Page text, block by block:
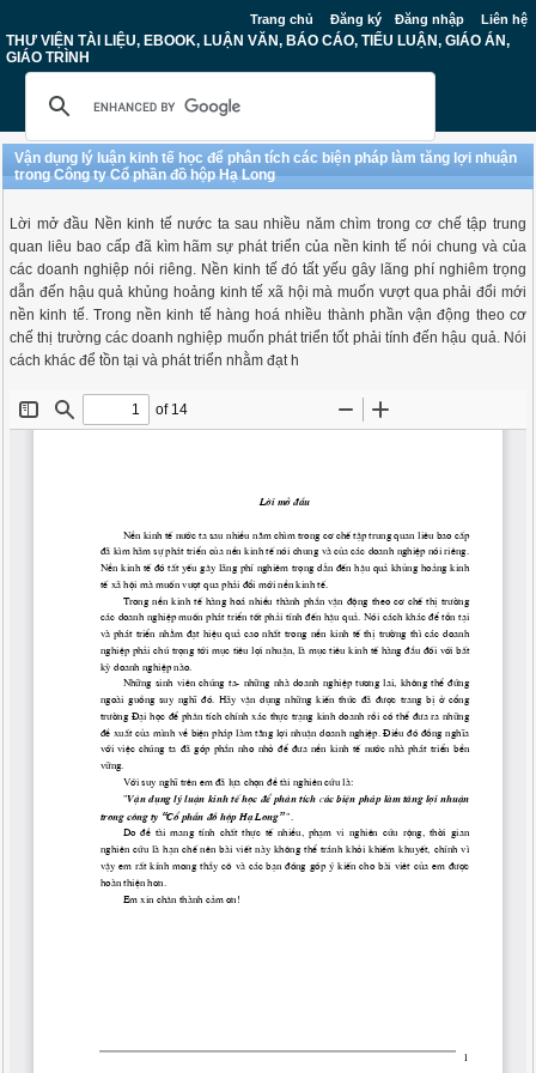
Trang chủ Đăng ký Đăng nhập Liên hệ
THƯ VIỆN TÀI LIỆU, EBOOK, LUẬN VĂN, BÁO CÁO, TIỂU LUẬN, GIÁO ÁN,
GIÁO TRÌNH
Vận dụng lý luận kinh tế học để phân tích các biện pháp làm tăng lợi nhuận
trong Công ty Cổ phần đồ hộp Hạ Long
Lời mở đầu Nền kinh tế nước ta sau nhiều năm chìm trong cơ chế tập trung
quan liêu bao cấp đã kìm hãm sự phát triển của nền kinh tế nói chung và của
các doanh nghiệp nói riêng. Nền kinh tế đó tất yếu gây lãng phí nghiêm trọng
dẫn đến hậu quả khủng hoảng kinh tế xã hội mà muốn vượt qua phải đổi mới
nền kinh tế. Trong nền kinh tế hàng hoá nhiều thành phần vận động theo cơ
chế thị trường các doanh nghiệp muốn phát triển tốt phải tính đến hậu quả. Nói
cách khác để tồn tại và phát triển nhằm đạt h